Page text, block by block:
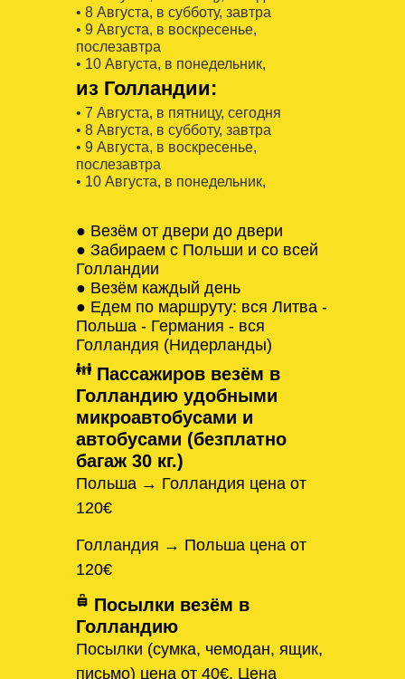
• 8 Августa, в субботу, завтра
• 9 Августa, в воскресенье,
послезавтра
• 10 Августa, в понедельник,
из Голландии:
• 7 Августa, в пятницу, сегодня
• 8 Августa, в субботу, завтра
• 9 Августa, в воскресенье,
послезавтра
• 10 Августa, в понедельник,
● Везём от двери до двери
● Забираем с Польши и со всей
Голландии
● Везём каждый день
● Едем по маршруту: вся Литва -
Польша - Германия - вся
Голландия (Нидерланды)
Пассажиров везём в
Голландию удобными
микроавтобусами и
автобусами (безплатно
багаж 30 кг.)
Польша → Голландия цена от
120€
Голландия → Польша цена от
120€
Посылки везём в
Голландию
Посылки (сумка, чемодан, ящик,
письмо) цена от 40€. Цена